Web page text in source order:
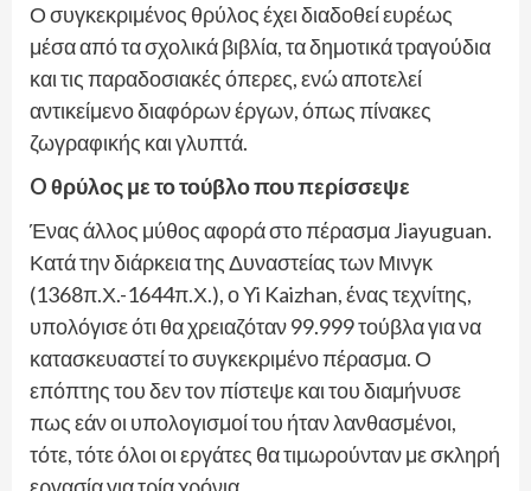
Ο συγκεκριμένος θρύλος έχει διαδοθεί ευρέως
μέσα από τα σχολικά βιβλία, τα δημοτικά τραγούδια
και τις παραδοσιακές όπερες, ενώ αποτελεί
αντικείμενο διαφόρων έργων, όπως πίνακες
ζωγραφικής και γλυπτά.
O θρύλος με το τούβλο που περίσσεψε
Ένας άλλος μύθος αφορά στο πέρασμα Jiayuguan.
Κατά την διάρκεια της Δυναστείας των Μινγκ
(1368π.Χ.-1644π.Χ.), ο Yi Kaizhan, ένας τεχνίτης,
υπολόγισε ότι θα χρειαζόταν 99.999 τούβλα για να
κατασκευαστεί το συγκεκριμένο πέρασμα. Ο
επόπτης του δεν τον πίστεψε και του διαμήνυσε
πως εάν οι υπολογισμοί του ήταν λανθασμένοι,
τότε, τότε όλοι οι εργάτες θα τιμωρούνταν με σκληρή